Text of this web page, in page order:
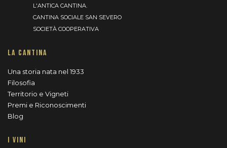
L'ANTICA CANTINA.
CANTINA SOCIALE SAN SEVERO
SOCIETÀ COOPERATIVA
LA CANTINA
Una storia nata nel 1933
Filosofia
Territorio e Vigneti
Premi e Riconoscimenti
Blog
I VINI